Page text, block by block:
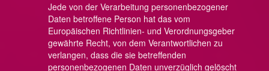
Jede von der Verarbeitung personenbezogener
Daten betroffene Person hat das vom
Europäischen Richtlinien- und Verordnungsgeber
gewährte Recht, von dem Verantwortlichen zu
verlangen, dass die sie betreffenden
personenbezogenen Daten unverzüglich gelöscht